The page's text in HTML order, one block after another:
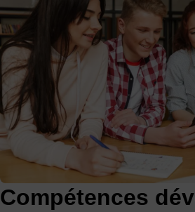
Compétences